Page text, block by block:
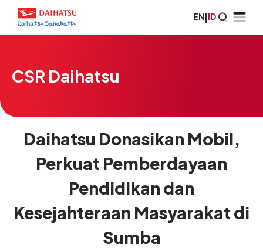
EN|ID
CSR Daihatsu
Daihatsu Donasikan Mobil,
Perkuat Pemberdayaan
Pendidikan dan
Kesejahteraan Masyarakat di
Sumba